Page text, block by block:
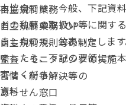
自主規制業務
自主規制業務TOP
自主規制規則等の制定
監査・モニタリングの実施
苦情・紛争解決等の
あっせん窓口
本協会では、今般、下記資
ドの私募の取扱い等に関す
ましたので、公表いたしま
ましたら、下記の要領にて
寄せください。
資料